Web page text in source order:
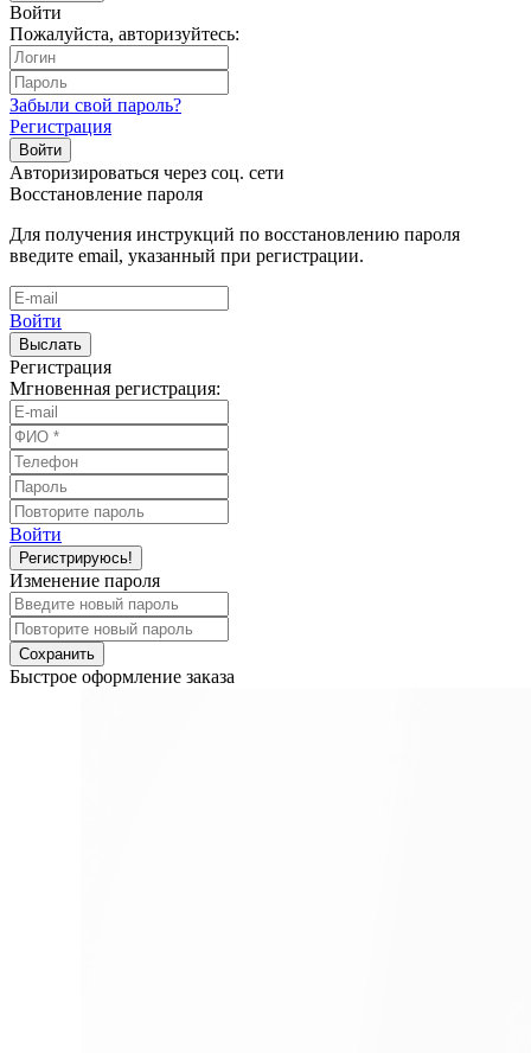
Войти
Пожалуйста, авторизуйтесь:
Забыли свой пароль?
Регистрация
Войти
Авторизироваться через соц. сети
Восстановление пароля
Для получения инструкций по восстановлению пароля
введите email, указанный при регистрации.
Войти
Выслать
Регистрация
Мгновенная регистрация:
Войти
Регистрируюсь!
Изменение пароля
Сохранить
Быстрое оформление заказа